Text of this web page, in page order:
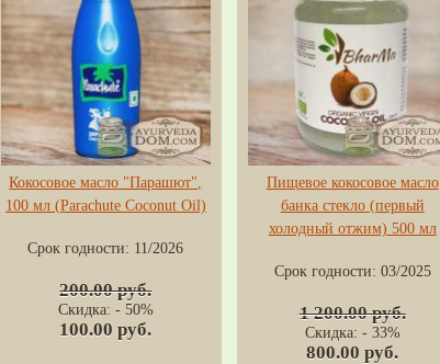
Кокосовое масло "Парашют",
100 мл (Parachute Coconut Oil)
Срок годности: 11/2026
200.00 руб.
Скидка: - 50%
100.00 руб.
Пищевое кокосовое масло
банка стекло (первый
холодный отжим) 500 мл
Срок годности: 03/2025
1 200.00 руб.
Скидка: - 33%
800.00 руб.